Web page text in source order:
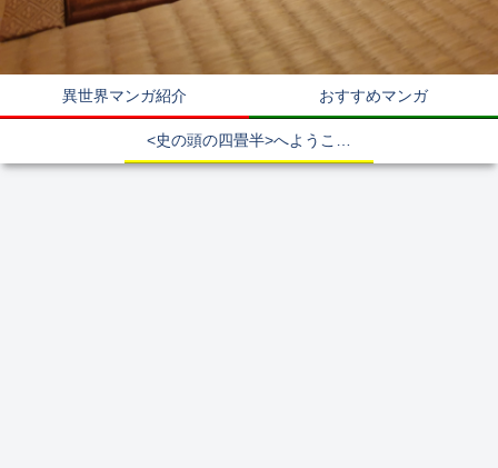
異世界マンガ紹介 おすすめマンガ